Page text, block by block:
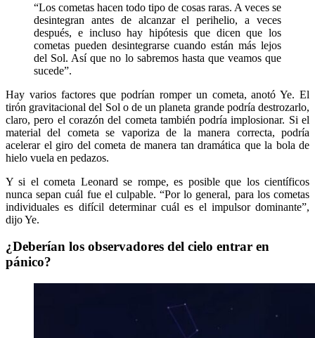
“Los cometas hacen todo tipo de cosas raras. A veces se
desintegran antes de alcanzar el perihelio, a veces
después, e incluso hay hipótesis que dicen que los
cometas pueden desintegrarse cuando están más lejos
del Sol. Así que no lo sabremos hasta que veamos que
sucede”.
Hay varios factores que podrían romper un cometa, anotó Ye. El
tirón gravitacional del Sol o de un planeta grande podría destrozarlo,
claro, pero el corazón del cometa también podría implosionar. Si el
material del cometa se vaporiza de la manera correcta, podría
acelerar el giro del cometa de manera tan dramática que la bola de
hielo vuela en pedazos.
Y si el cometa Leonard se rompe, es posible que los científicos
nunca sepan cuál fue el culpable. “Por lo general, para los cometas
individuales es difícil determinar cuál es el impulsor dominante”,
dijo Ye.
¿Deberían los observadores del cielo entrar en
pánico?